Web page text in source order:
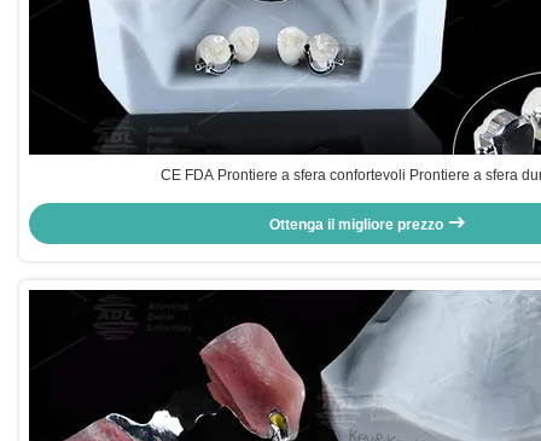
CE FDA Prontiere a sfera confortevoli Prontiere a sfera
Ottenga il migliore prezzo